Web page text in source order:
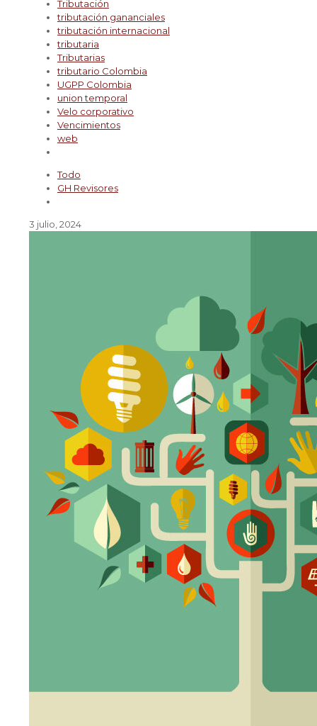
Tributación
tributación gananciales
tributación internacional
tributaria
Tributarias
tributario Colombia
UGPP Colombia
union temporal
Velo corporativo
Vencimientos
web
Todo
GH Revisores
3 julio, 2024